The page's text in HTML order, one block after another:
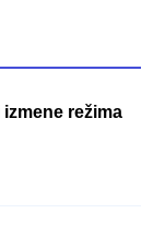
režima